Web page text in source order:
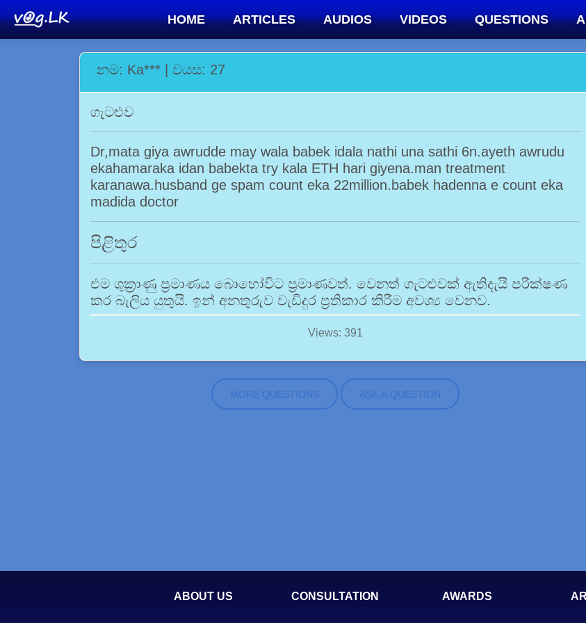
HOME ARTICLES AUDIOS VIDEOS QUESTIONS
නම: Ka*** | වයස: 27
ගැටළුව
Dr,mata giya awrudde may wala babek idala nathi una sathi 6n.ayeth awrudu
ekahamaraka idan babekta try kala ETH hari giyena.man treatment
karanawa.husband ge spam count eka 22million.babek hadenna e count eka
madida doctor
පිළිතුර
එම ශුක්‍රාණු ප්‍රමාණය බොහෝවිට ප්‍රමාණවත්. වෙනත් ගැටළුවක් ඇතිදැයි පරීක්ෂණ
කර බැලිය යුතුයි. ඉන් අනතුරුව වැඩිදුර ප්‍රතිකාර කිරීම අවශ්‍ය වෙනව.
Views: 391
MORE QUESTIONS ASK A QUESTION
ABOUT US CONSULTATION AWARDS